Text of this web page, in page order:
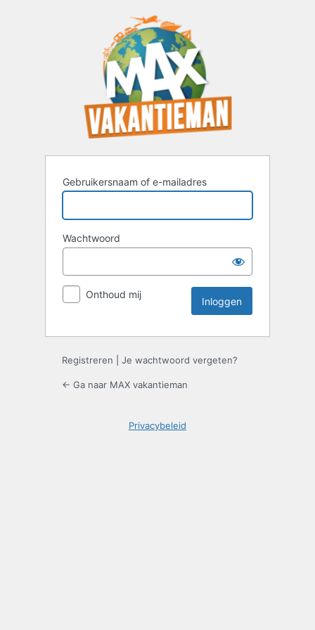
Gebruikersnaam of e-mailadres
Wachtwoord
Onthoud mij
Registreren Je wachtwoord vergeten?
← Ga naar MAX vakantieman
Privacybeleid